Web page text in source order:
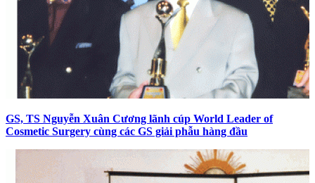
GS, TS Nguyễn Xuân Cương lãnh cúp World Leader of
Cosmetic Surgery cùng các GS giải phẫu hàng đầu